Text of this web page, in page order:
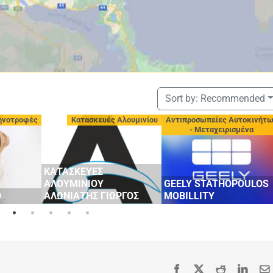
Sort by: Recommended
Κατασκευές Αλουμινίου
ΚΑΤΑΣΚΕΥΕΣ
ΑΛΟΥΜΙΝΙΟΥ
ΑΛΩΝΙΑΤΗΣ ΓΙΩΡΓΟΣ
Αντιπροσωπείες
- Μεταχειρισμένα
GEELY STATHOPOULOS
MOBILLITY
Facebook Reddit